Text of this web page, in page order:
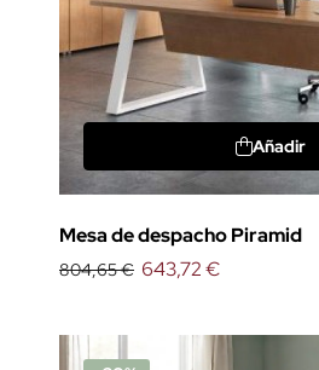
Añadir
Mesa de despacho Piramid
804,65 € 643,72 €